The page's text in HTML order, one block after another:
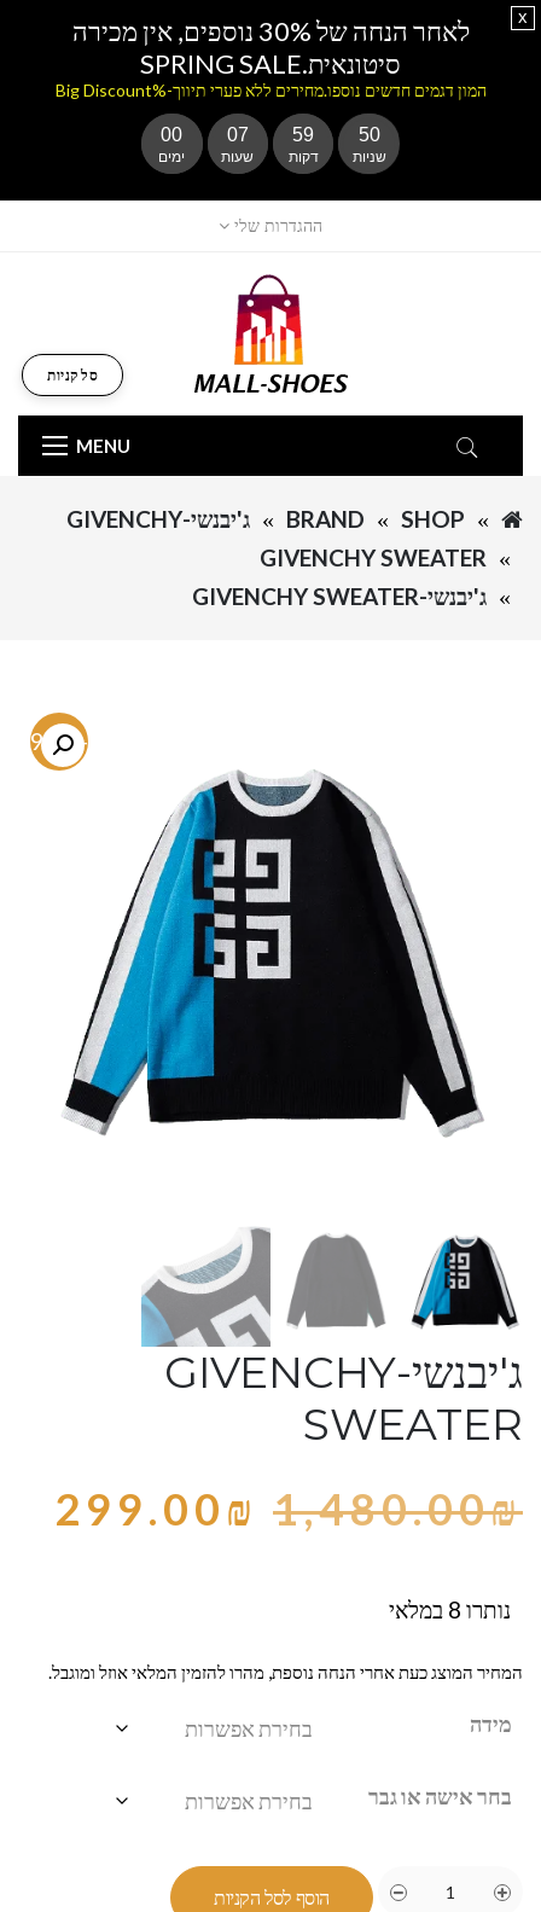
ההגדרות שלי
MENU
סל קניות
SHOP
BRAND
ג'יבנשי-GIVENCHY
GIVENCHY SWEATER
ג'יבנשי-GIVENCHY SWEATER
-79.8%
ג'יבנשי-GIVENCHY
SWEATER
1,480.00₪
299.00₪
נותרו 8 במלאי
המחיר המוצג כעת אחרי הנחה נוספת, מהרו להזמין המלאי אוזל ומוגבל.
מידה
בחר אישה או גבר
הוסף לסל הקניות
לאחר הנחה של 30% נוספים, אין מכירה
סיטונאית.SPRING SALE
המון דגמים חדשים נוספו.מחירים ללא פערי תיווך-%Big Discount
00
ימים
07
שעות
59
דקות
50
שניות
x